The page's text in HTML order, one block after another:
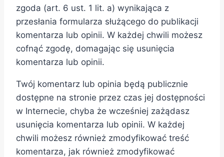
zgoda (art. 6 ust. 1 lit. a) wynikająca z
przesłania formularza służącego do publikacji
komentarza lub opinii. W każdej chwili możesz
cofnąć zgodę, domagając się usunięcia
komentarza lub opinii.
Twój komentarz lub opinia będą publicznie
dostępne na stronie przez czas jej dostępności
w Internecie, chyba że wcześniej zażądasz
usunięcia komentarza lub opinii. W każdej
chwili możesz również zmodyfikować treść
komentarza, jak również zmodyfikować